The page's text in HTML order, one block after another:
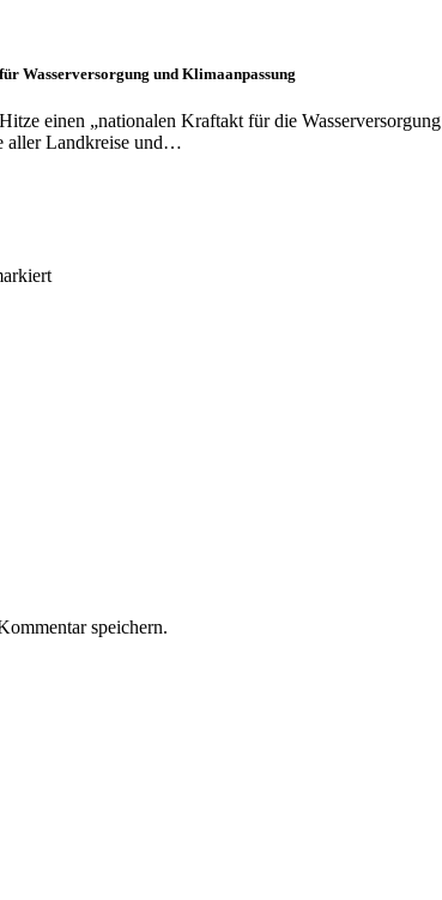
Wasserversorgung und Klimaanpassung
einen „nationalen Kraftakt für die Wasserversorgung
aller Landkreise und…
speichern.